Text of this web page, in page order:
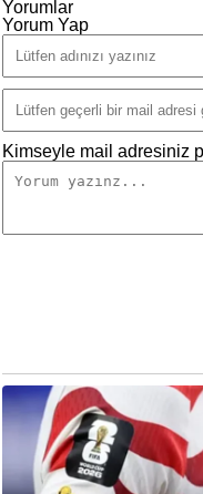
Yorumlar
Yorum Yap
Kimseyle mail adresiniz